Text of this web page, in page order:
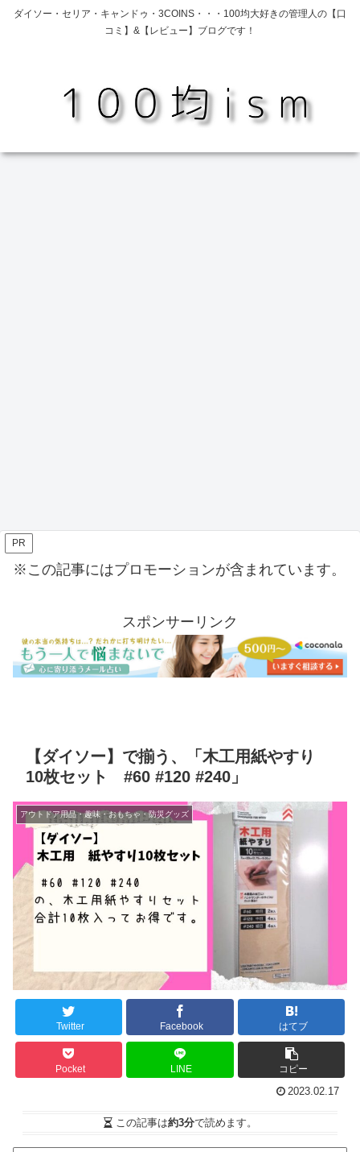
ダイソー・セリア・キャンドゥ・3COINS・・・100均大好きの管理人の【口
コミ】&【レビュー】ブログです！
PR
※この記事にはプロモーションが含まれています。
スポンサーリンク
【ダイソー】で揃う、「木工用紙やすり
10枚セット #60 #120 #240」
アウトドア用品・趣味・おもちゃ・防災グッズ
Twitter Facebook はてブ
Pocket LINE コピー
2023.02.17
この記事は約3分で読めます。